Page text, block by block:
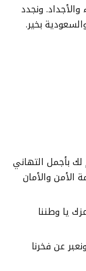
ونجدد
بخير.
بأجمل التهاني
الأمن والأمان
يا وطننا
عن فخرنا